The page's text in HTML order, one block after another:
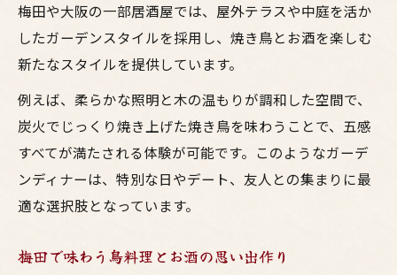
梅田や大阪の一部居酒屋では、屋外テラスや中庭を活か
したガーデンスタイルを採用し、焼き鳥とお酒を楽しむ
新たなスタイルを提供しています。
例えば、柔らかな照明と木の温もりが調和した空間で、
炭火でじっくり焼き上げた焼き鳥を味わうことで、五感
すべてが満たされる体験が可能です。このようなガーデ
ンディナーは、特別な日やデート、友人との集まりに最
適な選択肢となっています。
梅田で味わう鳥料理とお酒の思い出作り